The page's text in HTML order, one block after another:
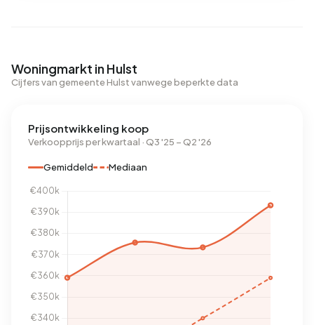
Woningmarkt in Hulst
Cijfers van gemeente Hulst vanwege beperkte data
Prijsontwikkeling koop
Verkoopprijs per kwartaal · Q3 '25 – Q2 '26
Gemiddeld Mediaan